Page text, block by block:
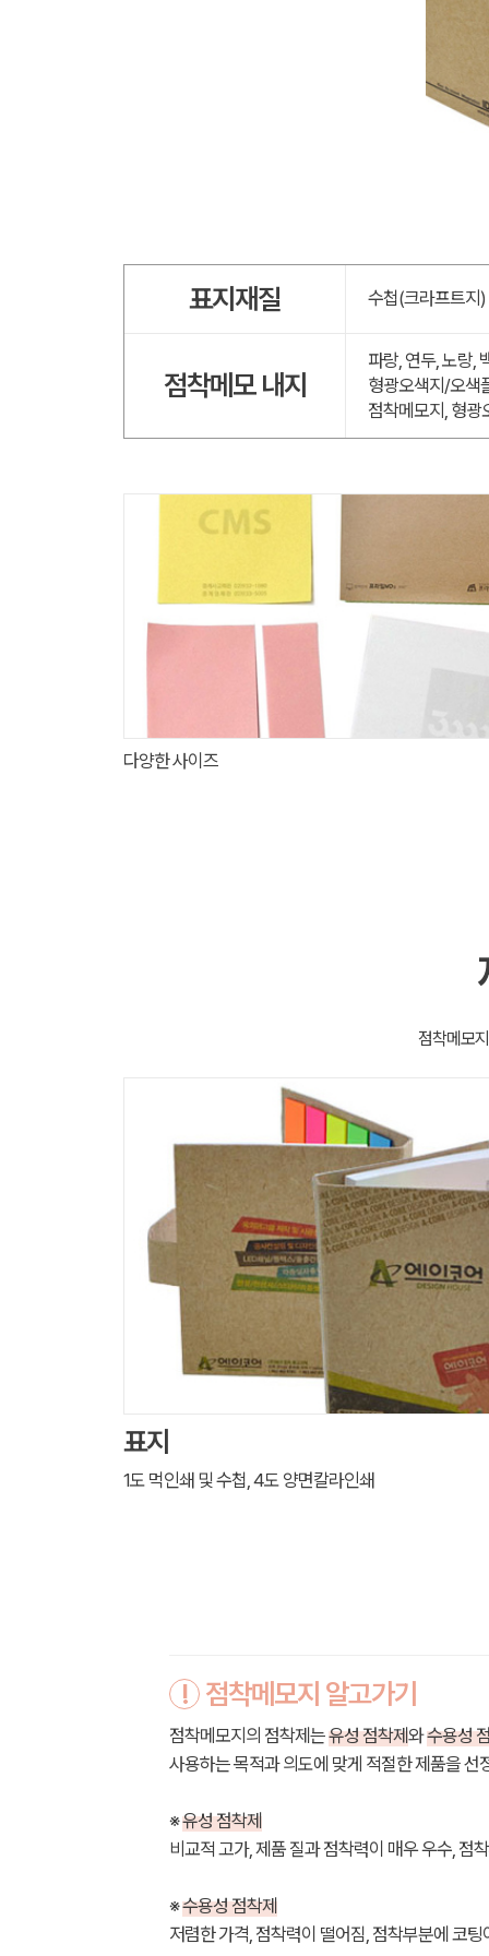
표지재질 수첩(크라프트지)
점착메모 내지
파랑, 연두, 노랑,
형광오색지/오색
점착메모지, 형광
다양한 사이즈
점착메모
표지
1도 먹인쇄 및 수첩, 4도 양면칼라인쇄
! 점착메모지 알고가기
점착메모지의 점착제는유성 점착제와수용성
사용하는 목적과 의도에 맞게 적절한 제품을 선
※유성 점착제
비교적 고가, 제품 질과 점착력이 매우 우수, 점
※수용성 점착제
저렴한 가격, 점착력이 떨어짐, 점착부분에 코